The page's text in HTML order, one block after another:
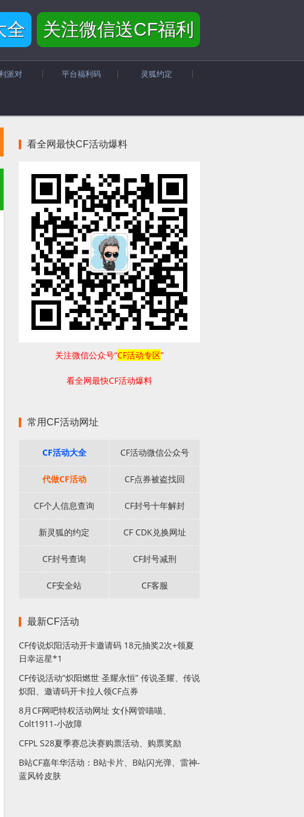
全 关注微信送CF福利
派对 平台福利码 灵狐约定
看全网最快CF活动爆料
关注微信公众号“CF活动专区”
看全网最快CF活动爆料
常用CF活动网址
CF活动大全 CF活动微信公众号
代做CF活动 CF点券被盗找回
CF个人信息查询 CF封号十年解封
新灵狐的约定 CF CDK兑换网址
CF封号查询 CF封号减刑
CF安全站 CF客服
最新CF活动
CF传说炽阳活动开卡邀请码 18元抽奖2次+领夏
日幸运星*1
CF传说活动“炽阳燃世 圣耀永恒” 传说圣耀、传说
炽阳、邀请码开卡拉人领CF点券
8月CF网吧特权活动网址 女仆网管喵喵、
Colt1911-小故障
CFPL S28夏季赛总决赛购票活动、购票奖励
B站CF嘉年华活动：B站卡片、B站闪光弹、雷神-
蓝风铃皮肤